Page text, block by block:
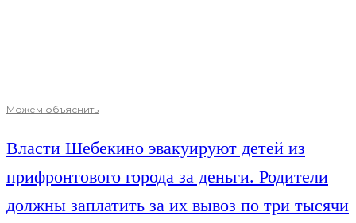
Можем объяснить
Власти Шебекино эвакуируют детей из
прифронтового города за деньги. Родители
должны заплатить за их вывоз по три тысячи